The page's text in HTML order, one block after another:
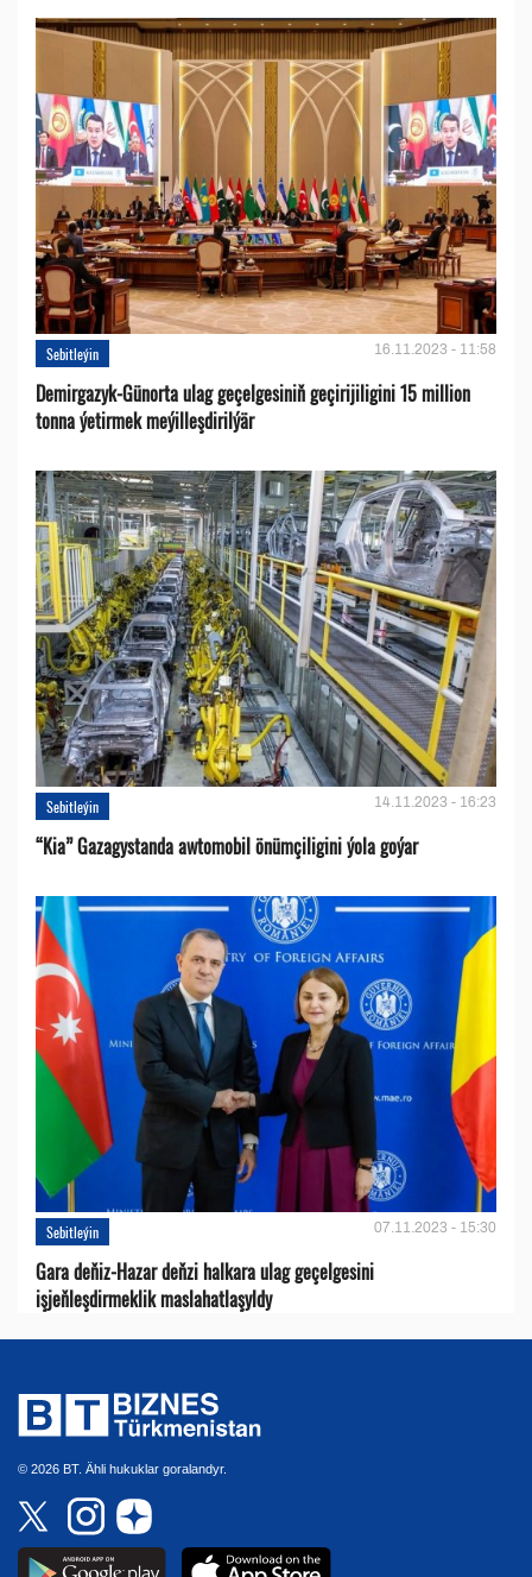
Sebitleýin 16.11.2023 - 11:58
Demirgazyk-Günorta ulag geçelgesiniň geçirijiligini 15 million
tonna ýetirmek meýilleşdirilýär
Sebitleýin 14.11.2023 - 16:23
“Kia” Gazagystanda awtomobil önümçiligini ýola goýar
Sebitleýin 07.11.2023 - 15:30
Gara deňiz-Hazar deňzi halkara ulag geçelgesini
işjeňleşdirmeklik maslahatlaşyldy
© 2026 BT. Ähli hukuklar goralandyr.